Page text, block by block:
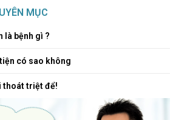
MỤC
là bệnh gì ?
có sao không
thoát triệt để!